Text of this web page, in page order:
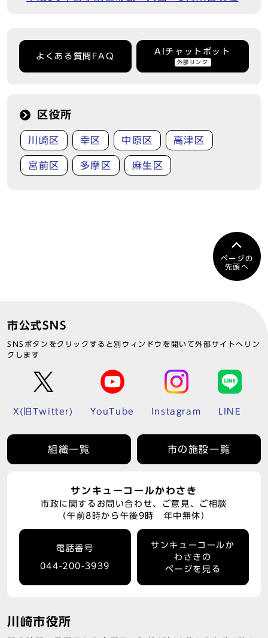
よくある質問FAQ
AIチャットボット
外部リンク
区役所
川崎区 幸区 中原区 高津区
宮前区 多摩区 麻生区
ページの
先頭へ
市公式SNS
SNSボタンをクリックすると別ウィンドウを開いて外部サイトへリン
クします
X(旧Twitter) YouTube Instagram LINE
組織一覧 市の施設一覧
サンキューコールかわさき
市政に関するお問い合わせ、ご意見、ご相談
（午前8時から午後9時 年中無休）
電話番号
044-200-3939
サンキューコールか
わさきの
ページを見る
川崎市役所